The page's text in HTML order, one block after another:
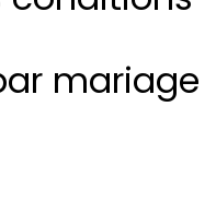
mariage